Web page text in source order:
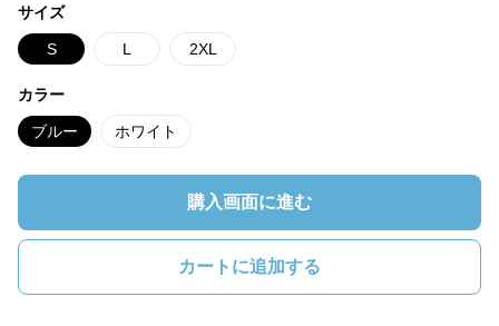
サイズ
S L 2XL
カラー
ブルー ホワイト
購入画面に進む
カートに追加する